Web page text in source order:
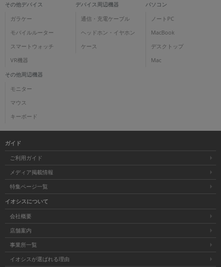
その他デバイス
ガラケー
モバイルルーター
スマートウォッチ
VR機器
デバイス周辺機器
通信・充電ケーブル
ヘッドホン・イヤホン
ケース
パソコン
ノートPC
MacBook
デスクトップ
Mac
その他周辺機器
モニター
マウス
キーボード
ガイド
ご利用ガイド
メディア掲載情報
特集ページ一覧
イオシスについて
会社概要
店舗案内
事業所一覧
イオシスが選ばれる理由